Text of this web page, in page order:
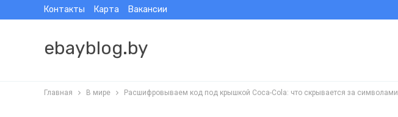
Контакты Карта Вакансии
ebayblog.by
Главная В мире Расшифровываем код под крышкой Coca-Cola: что скрывается за символами